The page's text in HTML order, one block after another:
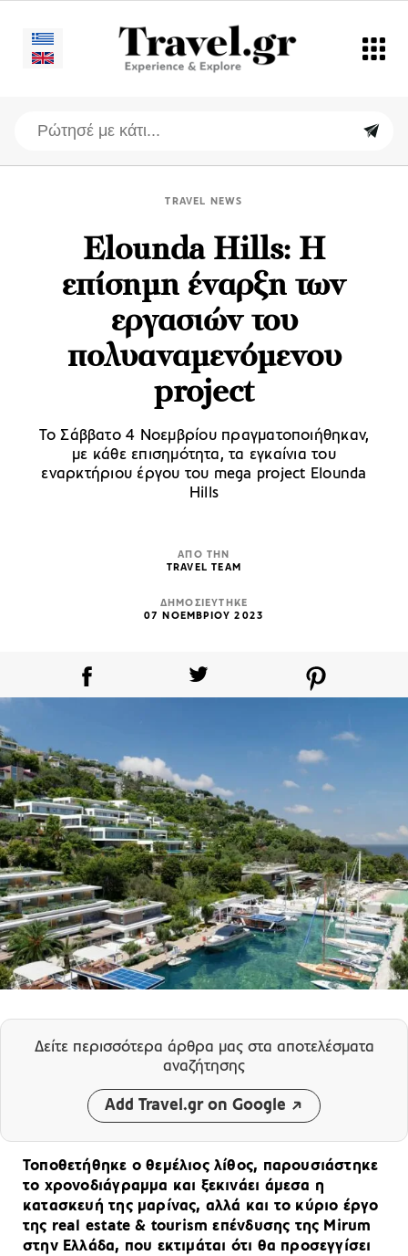
TRAVEL NEWS
Εlounda Hills: H
επίσημη έναρξη των
εργασιών του
πολυαναμενόμενου
project
Το Σάββατο 4 Νοεμβρίου πραγματοποιήθηκαν,
με κάθε επισημότητα, τα εγκαίνια του
εναρκτήριου έργου του mega project Elounda
Hills
ΑΠΟ ΤΗΝ
TRAVEL TEAM
ΔΗΜΟΣΙΕΥΤΗΚΕ
07 ΝΟΕΜΒΡΙΟΥ 2023
Δείτε περισσότερα άρθρα μας στα αποτελέσματα
αναζήτησης
Add Travel.gr on Google
Τοποθετήθηκε ο θεμέλιος λίθος, παρουσιάστηκε
το χρονοδιάγραμμα και ξεκινάει άμεσα η
κατασκευή της μαρίνας, αλλά και το κύριο έργο
της real estate & tourism επένδυσης της Mirum
στην Ελλάδα, που εκτιμάται ότι θα προσεγγίσει